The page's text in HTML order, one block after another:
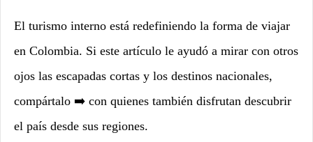
El turismo interno está redefiniendo la forma de viajar
en Colombia. Si este artículo le ayudó a mirar con otros
ojos las escapadas cortas y los destinos nacionales,
compártalo ➡️ con quienes también disfrutan descubrir
el país desde sus regiones.